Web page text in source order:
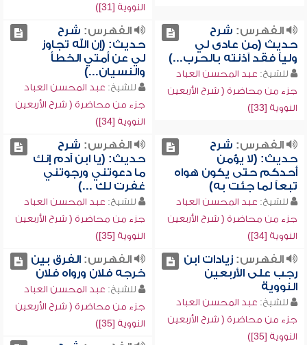
النووية [31])
الفهرس: شرح
حديث (من عادى لي
ولياً فقد آذنته بالحرب...)
للشيخ: عبد المحسن العباد
جزء من محاضرة ( شرح الأربعين
النووية [33])
الفهرس: شرح
حديث: (إن الله تجاوز
لي عن أمتي الخطأ
والنسيان...)
للشيخ: عبد المحسن العباد
جزء من محاضرة ( شرح الأربعين
النووية [34])
الفهرس: شرح
حديث: (لا يؤمن
أحدكم حتى يكون هواه
تبعاً لما جئت به)
للشيخ: عبد المحسن العباد
جزء من محاضرة ( شرح الأربعين
النووية [34])
الفهرس: شرح
حديث: (يا ابن آدم إنك
ما دعوتني ورجوتني
غفرت لك ...)
للشيخ: عبد المحسن العباد
جزء من محاضرة ( شرح الأربعين
النووية [35])
الفهرس:زيادات ابن
رجب على الأربعين
النووية
للشيخ: عبد المحسن العباد
جزء من محاضرة ( شرح الأربعين
النووية [35])
الفهرس:الفرق بين
خرجه فلان ورواه فلان
للشيخ: عبد المحسن العباد
جزء من محاضرة ( شرح الأربعين
النووية [35])